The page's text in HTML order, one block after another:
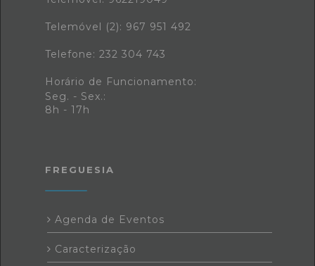
Telemóvel (2): 967 951 492
Telefone: 232 304 743
Horário de Funcionamento:
Seg. - Sex.:
8h - 17h
FREGUESIA
Agenda de Eventos
Caracterização